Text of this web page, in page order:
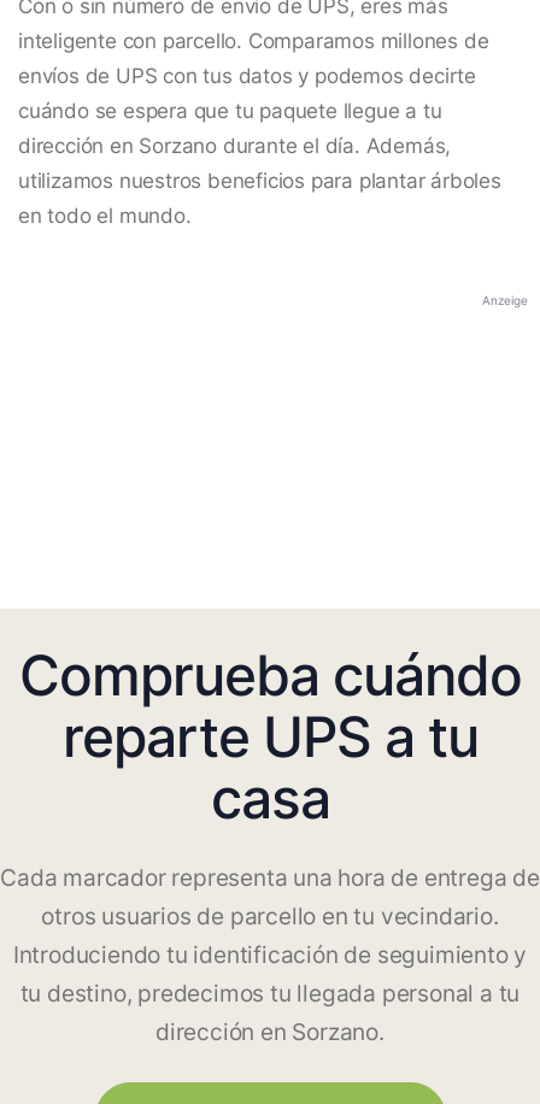
Con o sin número de envío de UPS, eres más
inteligente con parcello. Comparamos millones de
envíos de UPS con tus datos y podemos decirte
cuándo se espera que tu paquete llegue a tu
dirección en Sorzano durante el día. Además,
utilizamos nuestros beneficios para plantar árboles
en todo el mundo.
Anzeige
Comprueba cuándo
reparte UPS a tu
casa
Cada marcador representa una hora de entrega de
otros usuarios de parcello en tu vecindario.
Introduciendo tu identificación de seguimiento y
tu destino, predecimos tu llegada personal a tu
dirección en Sorzano.